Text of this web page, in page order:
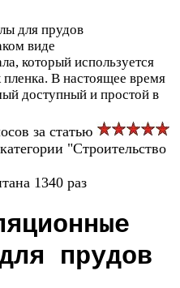
для прудов
виде
который используется
пленка. В настоящее время
доступный и простой в
за статью
"Строительство
1340 раз
прудов